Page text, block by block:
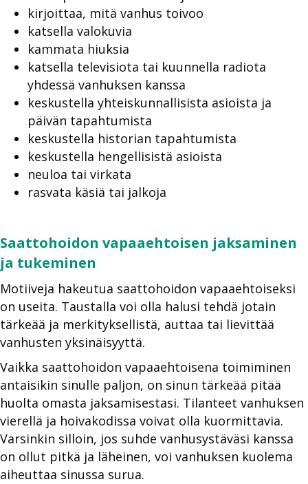
kirjoittaa, mitä vanhus toivoo
katsella valokuvia
kammata hiuksia
katsella televisiota tai kuunnella radiota
yhdessä vanhuksen kanssa
keskustella yhteiskunnallisista asioista ja
päivän tapahtumista
keskustella historian tapahtumista
keskustella hengellisistä asioista
neuloa tai virkata
rasvata käsiä tai jalkoja
Saattohoidon vapaaehtoisen jaksaminen
ja tukeminen
Motiiveja hakeutua saattohoidon vapaaehtoiseksi
on useita. Taustalla voi olla halusi tehdä jotain
tärkeää ja merkityksellistä, auttaa tai lievittää
vanhusten yksinäisyyttä.
Vaikka saattohoidon vapaaehtoisena toimiminen
antaisikin sinulle paljon, on sinun tärkeää pitää
huolta omasta jaksamisestasi. Tilanteet vanhuksen
vierellä ja hoivakodissa voivat olla kuormittavia.
Varsinkin silloin, jos suhde vanhusystäväsi kanssa
on ollut pitkä ja läheinen, voi vanhuksen kuolema
aiheuttaa sinussa surua.